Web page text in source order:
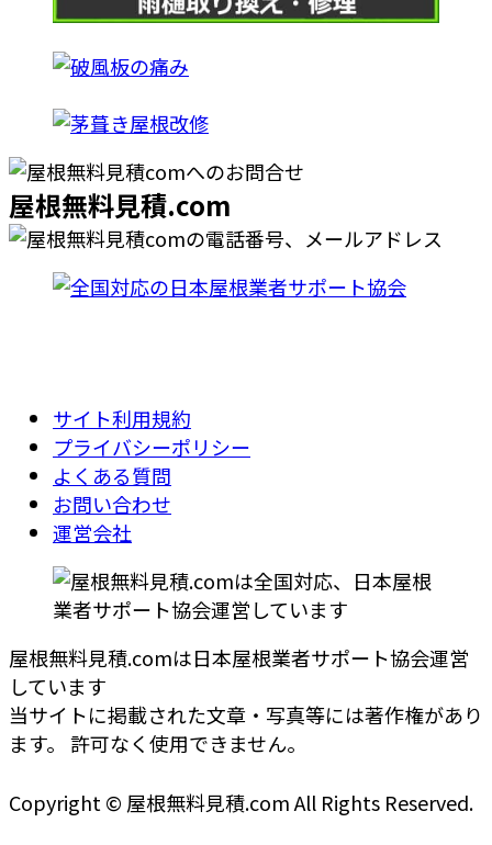
屋根無料見積.com
サイト利用規約
プライバシーポリシー
よくある質問
お問い合わせ
運営会社
屋根無料見積.comは日本屋根業者サポート協会運営
しています
当サイトに掲載された文章・写真等には著作権があり
ます。 許可なく使用できません。
Copyright © 屋根無料見積.com All Rights Reserved.